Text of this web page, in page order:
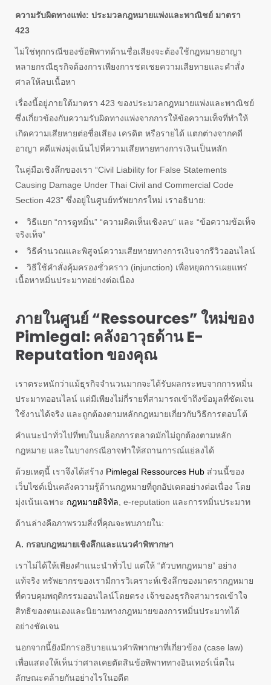
ความรับผิดทางแพ่ง: ประมวลกฎหมายแพ่งและพาณิชย์ มาตรา
423
ไม่ใช่ทุกกรณีของข้อพิพาทด้านชื่อเสียงจะต้องใช้กฎหมายอาญา
หลายกรณีธุรกิจต้องการเพียงการชดเชยความเสียหายและคำสั่ง
ศาลให้ลบเนื้อหา
เรื่องนี้อยู่ภายใต้มาตรา 423 ของประมวลกฎหมายแพ่งและพาณิชย์
ซึ่งเกี่ยวข้องกับความรับผิดทางแพ่งจากการให้ข้อความเท็จที่ทำให้
เกิดความเสียหายต่อชื่อเสียง เครดิต หรือรายได้ แตกต่างจากคดี
อาญา คดีแพ่งมุ่งเน้นไปที่ความเสียหายทางการเงินเป็นหลัก
ในคู่มือเชิงลึกของเรา “Civil Liability for False Statements
Causing Damage Under Thai Civil and Commercial Code
Section 423” ซึ่งอยู่ในศูนย์ทรัพยากรใหม่ เราอธิบาย:
วิธีแยก “การดูหมิ่น” “ความคิดเห็นเชิงลบ” และ “ข้อความข้อเท็จ
จริงเท็จ”
วิธีคำนวณและพิสูจน์ความเสียหายทางการเงินจากรีวิวออนไลน์
วิธีใช้คำสั่งคุ้มครองชั่วคราว (injunction) เพื่อหยุดการเผยแพร่
เนื้อหาหมิ่นประมาทอย่างต่อเนื่อง
ภายในศูนย์ “Ressources” ใหม่ของ
Pimlegal: คลังอาวุธด้าน E-
Reputation ของคุณ
เราตระหนักว่าแม้ธุรกิจจำนวนมากจะได้รับผลกระทบจากการหมิ่น
ประมาทออนไลน์ แต่มีเพียงไม่กี่รายที่สามารถเข้าถึงข้อมูลที่ชัดเจน
ใช้งานได้จริง และถูกต้องตามหลักกฎหมายเกี่ยวกับวิธีการตอบโต้
คำแนะนำทั่วไปที่พบในบล็อกการตลาดมักไม่ถูกต้องตามหลัก
กฎหมาย และในบางกรณีอาจทำให้สถานการณ์แย่ลงได้
ด้วยเหตุนี้ เราจึงได้สร้าง Pimlegal Ressources Hub ส่วนนี้ของ
เว็บไซต์เป็นคลังความรู้ด้านกฎหมายที่ถูกอัปเดตอย่างต่อเนื่อง โดย
มุ่งเน้นเฉพาะ กฎหมายดิจิทัล, e-reputation และการหมิ่นประมาท
ด้านล่างคือภาพรวมสิ่งที่คุณจะพบภายใน:
A. กรอบกฎหมายเชิงลึกและแนวคำพิพากษา
เราไม่ได้ให้เพียงคำแนะนำทั่วไป แต่ให้ “ตัวบทกฎหมาย” อย่าง
แท้จริง ทรัพยากรของเรามีการวิเคราะห์เชิงลึกของมาตรากฎหมาย
ที่ควบคุมพฤติกรรมออนไลน์โดยตรง เจ้าของธุรกิจสามารถเข้าใจ
สิทธิของตนเองและนิยามทางกฎหมายของการหมิ่นประมาทได้
อย่างชัดเจน
นอกจากนี้ยังมีการอธิบายแนวคำพิพากษาที่เกี่ยวข้อง (case law)
เพื่อแสดงให้เห็นว่าศาลเคยตัดสินข้อพิพาททางอินเทอร์เน็ตใน
ลักษณะคล้ายกันอย่างไรในอดีต